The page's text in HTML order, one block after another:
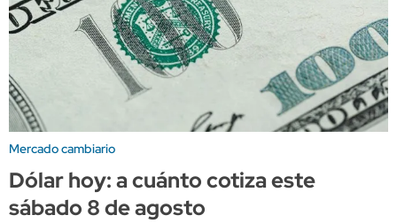
Mercado cambiario
Dólar hoy: a cuánto cotiza este
sábado 8 de agosto